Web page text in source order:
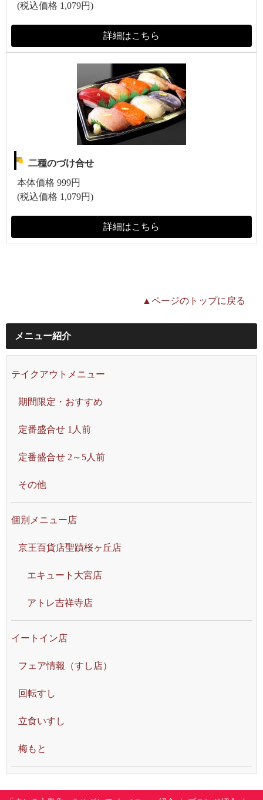
(税込価格 1,079円)
詳細はこちら
二種のづけ合せ
本体価格 999円
(税込価格 1,079円)
詳細はこちら
▲ページのトップに戻る
メニュー紹介
テイクアウトメニュー
期間限定・おすすめ
定番盛合せ 1人前
定番盛合せ 2～5人前
その他
個別メニュー店
京王百貨店聖蹟桜ヶ丘店
エキュート大宮店
アトレ吉祥寺店
イートイン店
フェア情報（すし店）
回転すし
立食いすし
梅もと